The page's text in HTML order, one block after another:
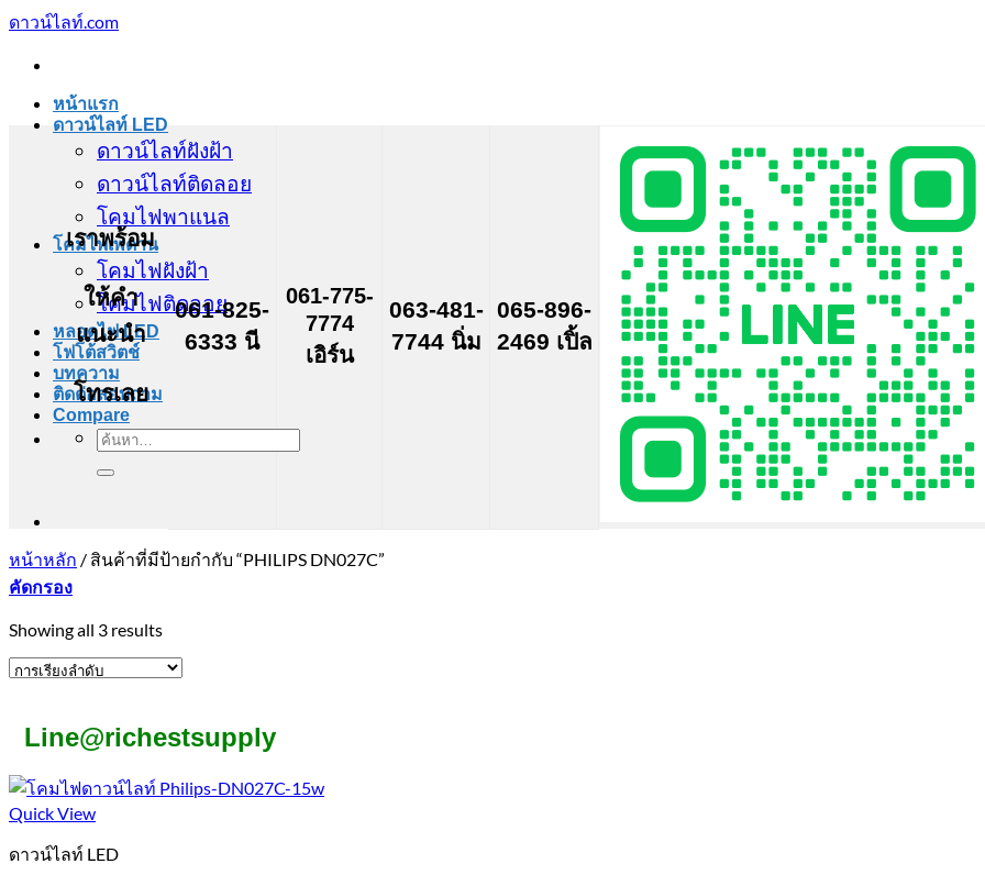
ข้าม
เนื้อหา
ดาวน์ไลท์.com
หน้าแรก
ดาวน์ไลท์ LED
ดาวน์ไลท์ฝังฝ้า
ดาวน์ไลท์ติดลอย
โคมไฟพาแนล
โคมไฟเพดาน
โคมไฟฝังฝ้า
โคมไฟติดลอย
หลอดไฟ LED
โฟโต้สวิตช์
บทความ
ติดต่อสอบถาม
Compare
ค้นหา:
เราพร้อม
ให้คำ
แนะนำ
โทรเลย
061-825-
6333 นี
061-775-
7774
เอิร์น
063-481-
7744 นิ่ม
065-896-
2469 เปิ้ล
หน้าหลัก / สินค้าที่มีป้ายกำกับ “PHILIPS DN027C”
คัดกรอง
Showing all 3 results
Line@richestsupply
Quick View
ดาวน์ไลท์ LED